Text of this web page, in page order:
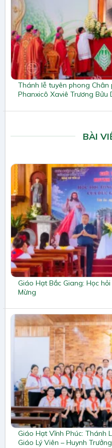
Thánh lễ tuyên phong Chân
Phanxicô Xaviê Trương Bửu
BÀI
Giáo Hạt Bắc Giang: Học
Mừng
Giáo Hạt Vĩnh Phúc: Thánh
Giáo Lý Viên – Huynh